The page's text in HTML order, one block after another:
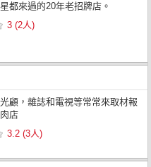
都來過的20年老招牌店。
3 (2人)
顧，雜誌和電視等常常來取材報
店
3.2 (3人)